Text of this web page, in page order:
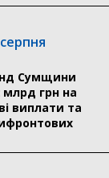
Сумщини
млрд грн на
виплати та